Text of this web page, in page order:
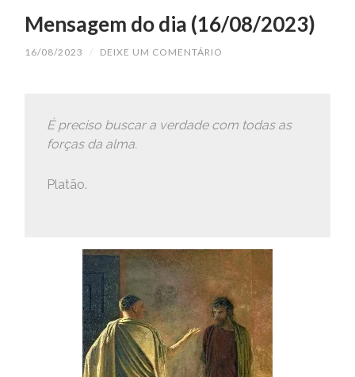
Mensagem do dia (16/08/2023)
16/08/2023 / DEIXE UM COMENTÁRIO
É preciso buscar a verdade com todas as
forças da alma.
Platão.